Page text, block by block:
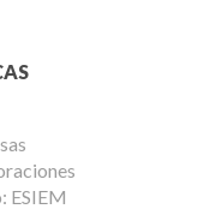
ESIEM